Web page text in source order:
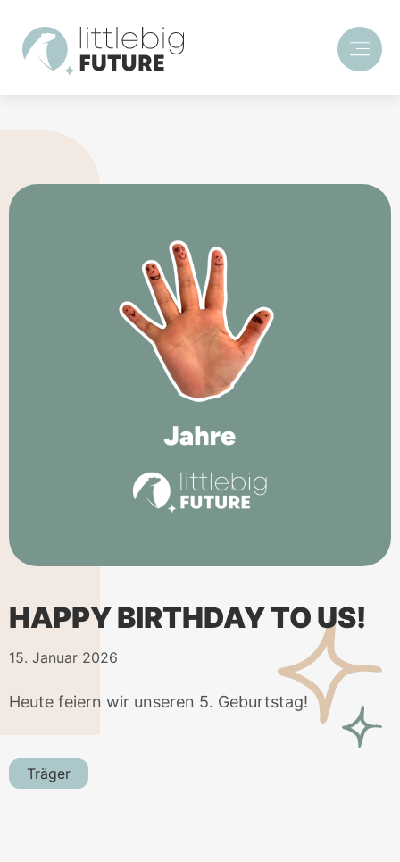
HAPPY BIRTHDAY TO US!
15. Januar 2026
Heute feiern wir unseren 5. Geburtstag!
Träger